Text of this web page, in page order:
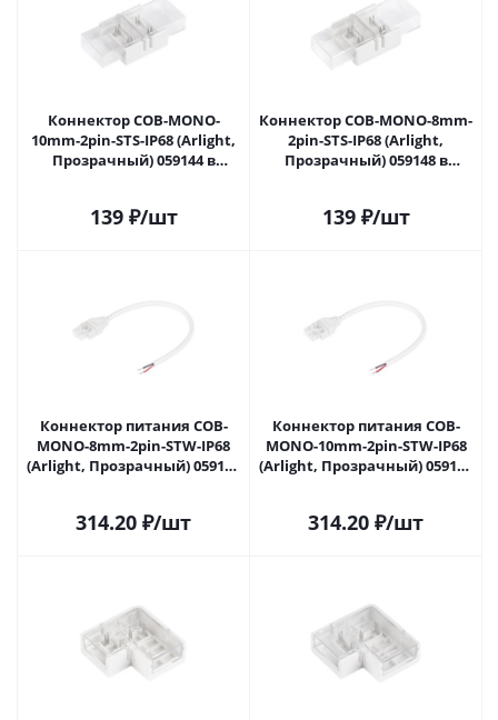
Коннектор COB-MONO-
10mm-2pin-STS-IP68 (Arlight,
Прозрачный) 059144 в
139₽/шт
Коннектор COB-MONO-8mm-
2pin-STS-IP68 (Arlight,
Прозрачный) 059148 в
139₽/шт
Коннектор питания COB-
MONO-8mm-2pin-STW-IP68
(Arlight, Прозрачный) 059151
314.20 ₽/шт
Коннектор питания COB-
MONO-10mm-2pin-STW-IP68
(Arlight, Прозрачный) 059156
314.20 ₽/шт